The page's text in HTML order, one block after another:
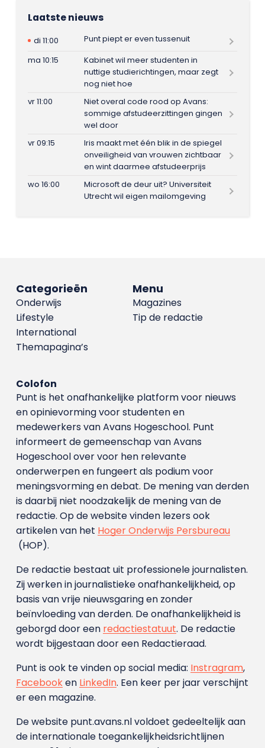
Laatste nieuws
di 11:00
Punt piept er even tussenuit
ma 10:15
Kabinet wil meer studenten in
nuttige studierichtingen, maar zegt
nog niet hoe
vr 11:00
Niet overal code rood op Avans:
sommige afstudeerzittingen gingen
wel door
vr 09:15
Iris maakt met één blik in de spiegel
onveiligheid van vrouwen zichtbaar
en wint daarmee afstudeerprijs
wo 16:00
Microsoft de deur uit? Universiteit
Utrecht wil eigen mailomgeving
Menu
Magazines
Tip de redactie
Categorieën
Onderwijs
Lifestyle
International
Themapagina’s
Colofon
Punt is het onafhankelijke platform voor nieuws
en opinievorming voor studenten en
medewerkers van Avans Hoge­school. Punt
informeert de gemeenschap van Avans
Hogeschool over voor hen relevante
onderwerpen en fungeert als podium voor
meningsvorming en debat. De mening van derden
is daarbij niet noodzakelijk de mening van de
redactie. Op de website vinden lezers ook
artikelen van het Hoger Onderwijs Persbureau
(HOP).
De redactie bestaat uit professionele journalisten.
Zij werken in journalistieke onafhankelijkheid, op
basis van vrije nieuwsgaring en zonder
beïnvloeding van derden. De onafhankelijkheid is
geborgd door een redactiestatuut. De redactie
wordt bijgestaan door een Redactieraad.
Punt is ook te vinden op social media: Instragram,
Facebooken LinkedIn. Een keer per jaar verschijnt
er een magazine.
De website punt.avans.nl voldoet gedeeltelijk aan
de internationale toegankelijkheidsrichtlijnen